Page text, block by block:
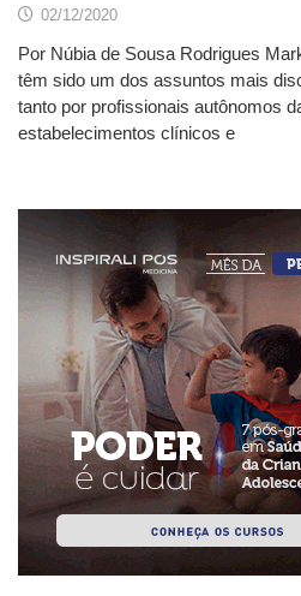
02/12/2020
Por Núbia de Sousa Rodrigues
têm sido um dos assuntos mais
tanto por profissionais autônomos
estabelecimentos clínicos e